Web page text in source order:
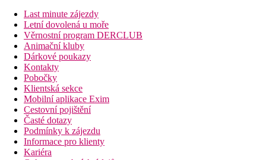
Jednolůžkový pokoj
Dvoulůžkový pokoj, Výhled moře:
Dvoulůžkový pokoj, Jacuzzi:
Dvoulůžkový pokoj, Plunge Pool:
Dvoulůžkový pokoj, Výhled moře, Jacuzzi:
Dvoulůžkový pokoj, Výhled moře, Plunge Pool:
Junior Suita:
Junior Suita, Jacuzzi:
Junior Suita, Plunge Pool:
Junior Suita, Výhled moře, Jacuzzi:
Suita, Výhled moře, Jacuzzi:
Popis hotelu
vstupní hala s recepcí
Last minute zájezdy
Letní dovolená u moře
Věrnostní program DERCLUB
Animační kluby
Dárkové poukazy
Kontakty
Pobočky
Klientská sekce
Mobilní aplikace Exim
Cestovní pojištění
Časté dotazy
Podmínky k zájezdu
Informace pro klienty
Kariéra